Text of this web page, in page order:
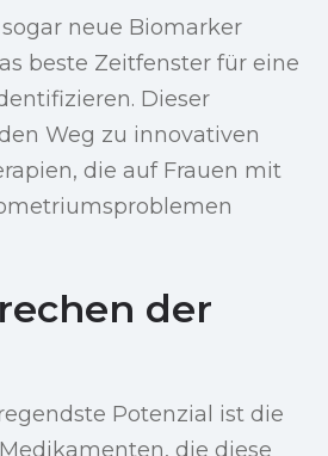
neue Biomarker
beste Zeitfenster für eine
Dieser
Weg zu innovativen
die auf Frauen mit
der
Potenzial ist die
die diese